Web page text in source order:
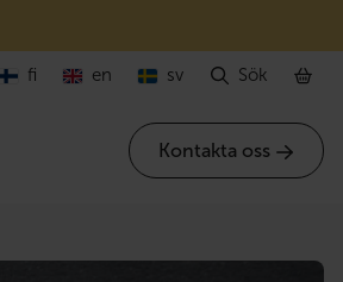
Kontakta oss
fi en sv Sök